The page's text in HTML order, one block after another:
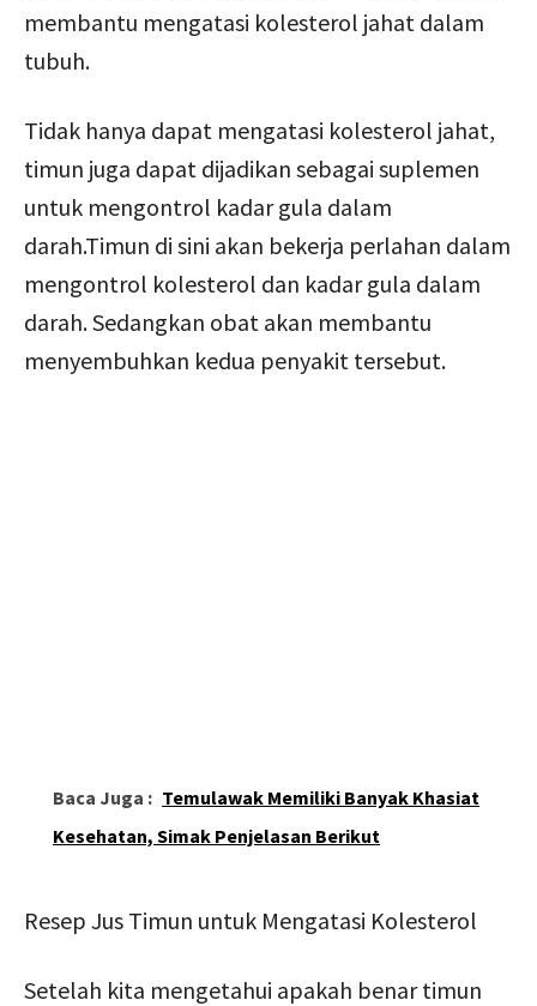
membantu mengatasi kolesterol jahat dalam
tubuh.
Tidak hanya dapat mengatasi kolesterol jahat,
timun juga dapat dijadikan sebagai suplemen
untuk mengontrol kadar gula dalam
darah.Timun di sini akan bekerja perlahan dalam
mengontrol kolesterol dan kadar gula dalam
darah. Sedangkan obat akan membantu
menyembuhkan kedua penyakit tersebut.
Baca Juga : Temulawak Memiliki Banyak Khasiat
Kesehatan, Simak Penjelasan Berikut
Resep Jus Timun untuk Mengatasi Kolesterol
Setelah kita mengetahui apakah benar timun